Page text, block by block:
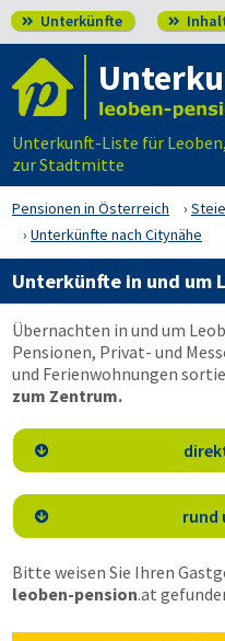
 Unterkünfte 
Unterkunft-Liste für
zur Stadtmitte
Pensionen in Österreich
Unterkünfte nach Citynähe
Unterkünfte in und um
Übernachten in und um
Pensionen, Privat- und
und Ferienwohnungen
zum Zentrum.

 rund
Bitte weisen Sie Ihren
leoben-pension.at